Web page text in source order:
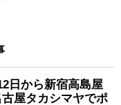
日から新宿高島屋
屋タカシマヤでポ